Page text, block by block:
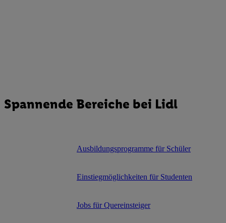
Spannende Bereiche bei Lidl
Ausbildungsprogramme für Schüler
Einstiegmöglichkeiten für Studenten
Jobs für Quereinsteiger